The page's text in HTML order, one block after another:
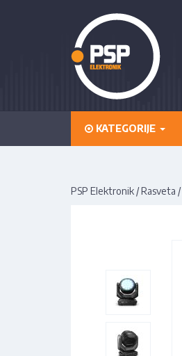
KATEGORIJE
PSP Elektronik /Rasveta /